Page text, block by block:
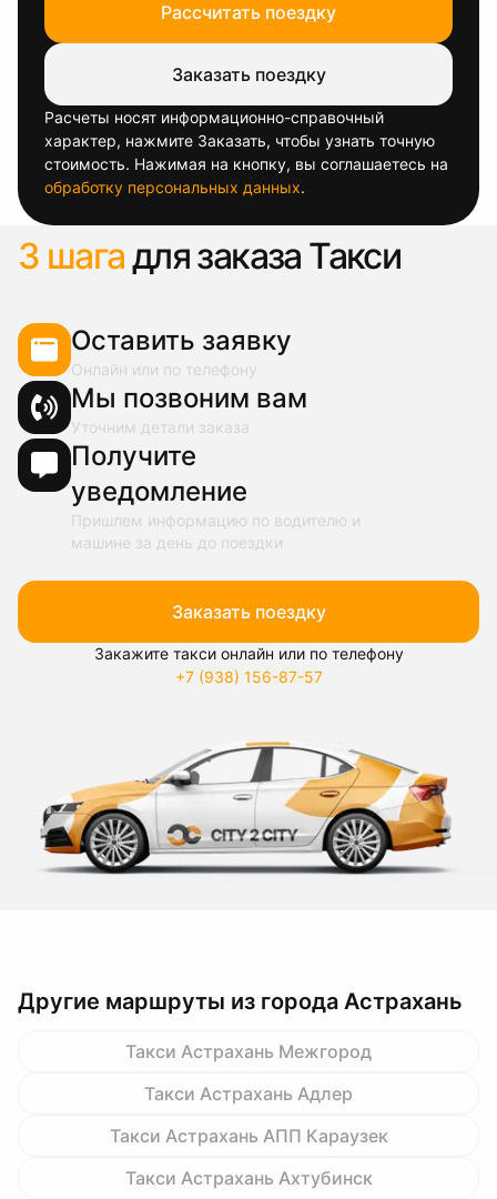
Рассчитать поездку
Заказать поездку
Расчеты носят информационно-справочный
характер, нажмите Заказать, чтобы узнать точную
стоимость. Нажимая на кнопку, вы соглашаетесь на
обработку персональных данных.
3 шагадля заказа Такси
Оставить заявку
Онлайн или по телефону
Мы позвоним вам
Уточним детали заказа
Получите
уведомление
Пришлем информацию по водителю и
машине за день до поездки
Заказать поездку
Закажите такси онлайн или по телефону
+7 (938) 156-87-57
Другие маршруты из города Астрахань
Такси Астрахань Межгород
Такси Астрахань Адлер
Такси Астрахань АПП Караузек
Такси Астрахань Ахтубинск